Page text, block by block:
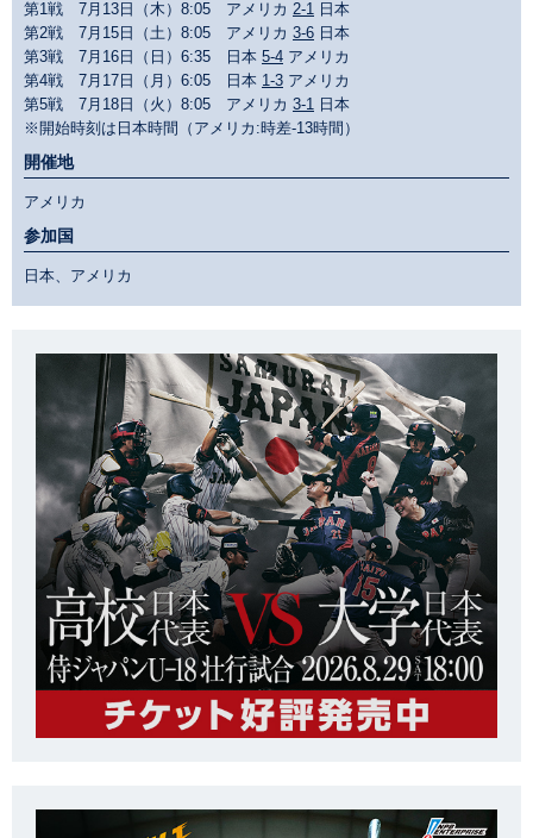
第1戦 7月13日（木）8:05 アメリカ 2-1 日本
第2戦 7月15日（土）8:05 アメリカ 3-6 日本
第3戦 7月16日（日）6:35 日本 5-4 アメリカ
第4戦 7月17日（月）6:05 日本 1-3 アメリカ
第5戦 7月18日（火）8:05 アメリカ 3-1 日本
※開始時刻は日本時間（アメリカ:時差-13時間）
開催地
アメリカ
参加国
日本、アメリカ